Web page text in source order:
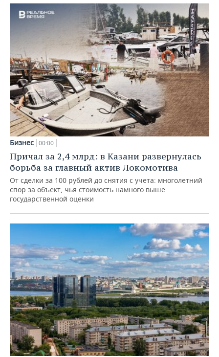
Бизнес 00:00
Причал за 2,4 млрд: в Казани развернулась
борьба за главный актив Локомотива
От сделки за 100 рублей до снятия с учета: многолетний
спор за объект, чья стоимость намного выше
государственной оценки